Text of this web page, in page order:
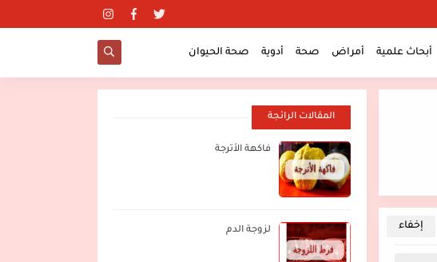
أبحاث علمية أمراض صحة أدوية صحة الحيوان
المقالات الرائجة
فاكهة الأترجة
لزوجة الدم